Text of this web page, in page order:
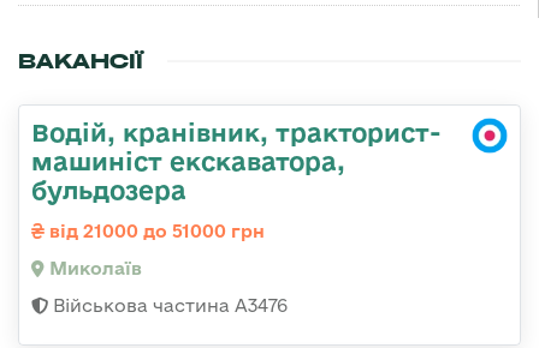
ВАКАНСІЇ
Водій, кранівник, тракторист-
машиніст екскаватора,
бульдозера
від 21000 до 51000 грн
Миколаїв
Військова частина А3476